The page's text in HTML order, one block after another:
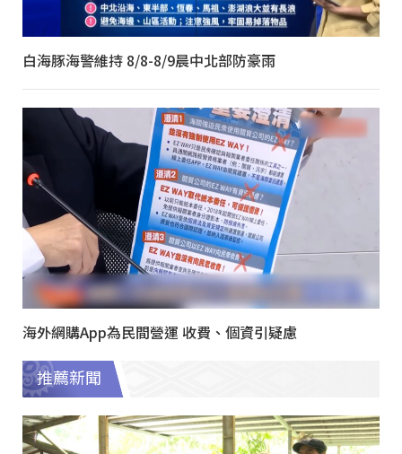
白海豚海警維持 8/8-8/9晨中北部防豪雨
海外網購App為民間營運 收費、個資引疑慮
推薦新聞